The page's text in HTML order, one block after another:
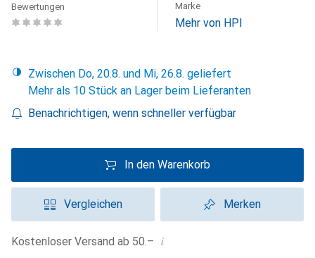
Bewertungen Marke
Mehr von HPI
Zwischen Do, 20.8. und Mi, 26.8. geliefert
Mehr als 10 Stück an Lager beim Lieferanten
Benachrichtigen, wenn schneller verfügbar
In den Warenkorb
Vergleichen Merken
Kostenloser Versand ab 50.– i